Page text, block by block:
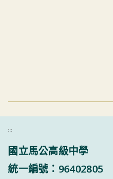
:::
國立馬公高級中學
統一編號：96402805